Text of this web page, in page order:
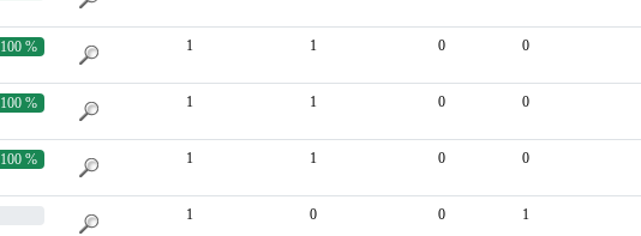
100 % 1 1 0 0
100 % 1 1 0 0
100 % 1 1 0 0
1 0 0 1